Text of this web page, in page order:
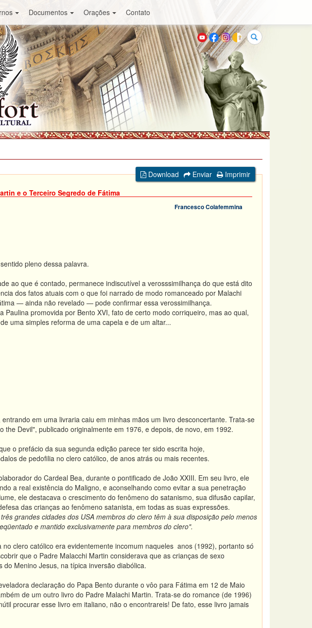
Documentos Orações Contato
Buscar
Download Enviar
Imprimir
e o Terceiro Segredo de Fátima
Francesco Colafemmina
pleno dessa palavra.
ao que é contado, permanece indiscutível a verosssimilhança do que está dito
dos fatos atuais com o que foi narrado de modo romanceado por Malachi
— ainda não revelado — pode confirmar essa verossimilhança.
promovida por Bento XVI, fato de certo modo corriqueiro, mas ao qual,
uma simples reforma de uma capela e de um altar...
em uma livraria caiu em minhas mãos um livro desconcertante. Trata-se
Devil", publicado originalmente em 1976, e depois, de novo, em 1992.
o prefácio da sua segunda edição parece ter sido escrita hoje,
de pedofilia no clero católico, de anos atrás ou mais recentes.
do Cardeal Bea, durante o pontificado de João XXIII. Em seu livro, ele
a real existência do Maligno, e aconselhando como evitar a sua penetração
ele destacava o crescimento do fenômeno do satanismo, sua difusão capilar,
das crianças ao fenômeno satanista, em todas as suas expressões.
grandes cidades dos USA membros do clero têm à sua disposição pelo menos
e mantido exclusivamente para membros do clero".
clero católico era evidentemente incomum naqueles anos (1992), portanto só
que o Padre Malacchi Martin considerava que as crianças de sexo
Menino Jesus, na típica inversão diabólica.
declaração do Papa Bento durante o vôo para Fátima em 12 de Maio
de um outro livro do Padre Malachi Martin. Trata-se do romance (de 1996)
procurar esse livro em italiano, não o encontrareis! De fato, esse livro jamais